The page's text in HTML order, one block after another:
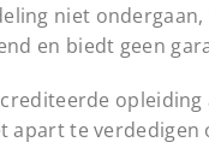
niet
en biedt geen
te